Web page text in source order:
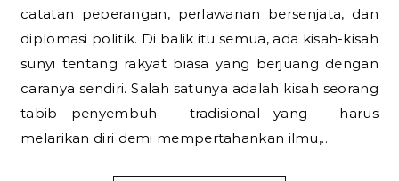
catatan peperangan, perlawanan bersenjata, dan
diplomasi politik. Di balik itu semua, ada kisah-kisah
sunyi tentang rakyat biasa yang berjuang dengan
caranya sendiri. Salah satunya adalah kisah seorang
tabib—penyembuh tradisional—yang harus
melarikan diri demi mempertahankan ilmu,…